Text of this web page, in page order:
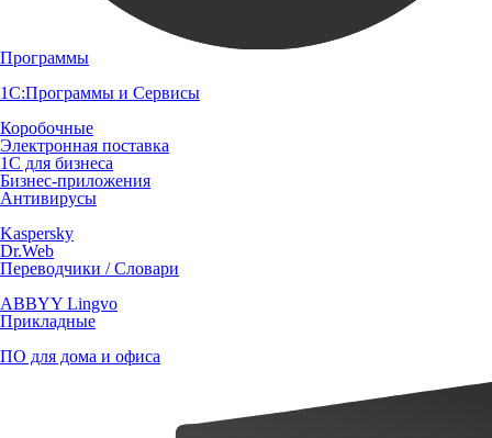
Программы
1С:Программы и Сервисы
Коробочные
Электронная поставка
1С для бизнеса
Бизнес-приложения
Антивирусы
Kaspersky
Dr.Web
Переводчики / Словари
ABBYY Lingvo
Прикладные
ПО для дома и офиса